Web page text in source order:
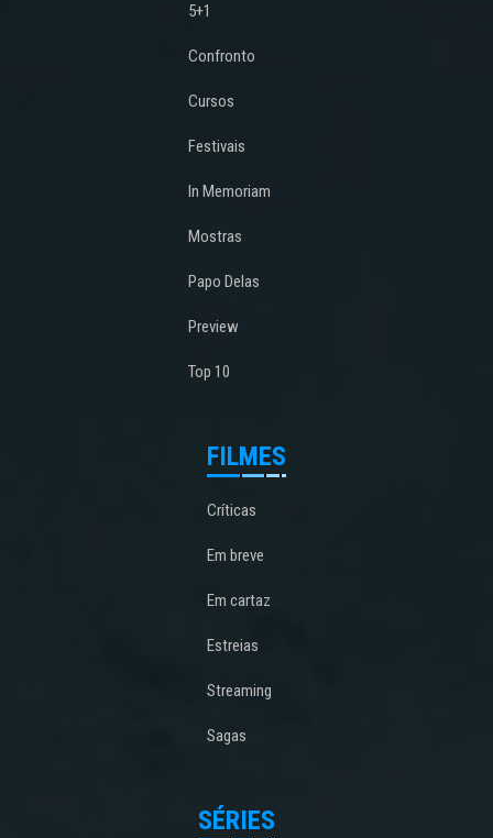
5+1
Confronto
Cursos
Festivais
In Memoriam
Mostras
Papo Delas
Preview
Top 10
FILMES
Críticas
Em breve
Em cartaz
Estreias
Streaming
Sagas
SÉRIES